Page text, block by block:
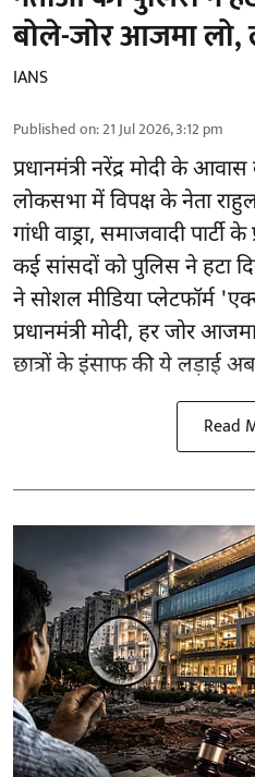
बोले-जोर आजमा लो,
IANS
Published on:21 Jul 2026, 3:12 pm
प्रधानमंत्री नरेंद्र मोदी के
लोकसभा में विपक्ष के नेता
गांधी वाड्रा, समाजवादी
कई सांसदों को पुलिस ने हटा
ने सोशल मीडिया प्लेटफॉर्म
प्रधानमंत्री मोदी, हर जोर
छात्रों के इंसाफ की ये लड़ाई
Read